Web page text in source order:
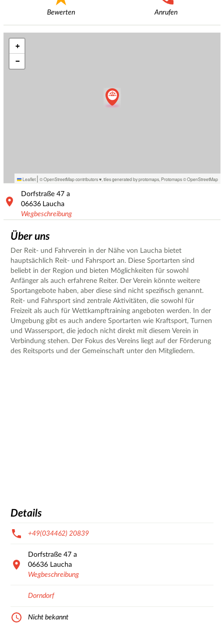
Bewerten Anrufen
+
−
Leaflet | © OpenStreetMap contributors ♥, tiles generated by protomaps Protomaps©OpenStreetMap
Dorfstraße 47 a
06636 Laucha
Wegbeschreibung
Über uns
Der Reit- und Fahrverein in der Nähe von Laucha bietet
hauptsächlich Reit- und Fahrsport an. Diese Sportarten sind
beliebt in der Region und bieten Möglichkeiten für sowohl
Anfänger als auch erfahrene Reiter. Der Verein könnte weitere
Sportangebote haben, aber diese sind nicht spezifisch genannt.
Reit- und Fahrsport sind zentrale Aktivitäten, die sowohl für
Freizeit als auch für Wettkampftraining angeboten werden. In der
Umgebung gibt es auch andere Sportarten wie Kraftsport, Turnen
und Wassersport, die jedoch nicht direkt mit diesem Verein in
Verbindung stehen. Der Fokus des Vereins liegt auf der Förderung
des Reitsports und der Gemeinschaft unter den Mitgliedern.
Details
+49(034462) 20839
Dorfstraße 47 a
06636 Laucha
Wegbeschreibung
Dorndorf
Nicht bekannt